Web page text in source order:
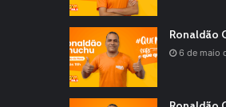
Ronaldão
6 de maio